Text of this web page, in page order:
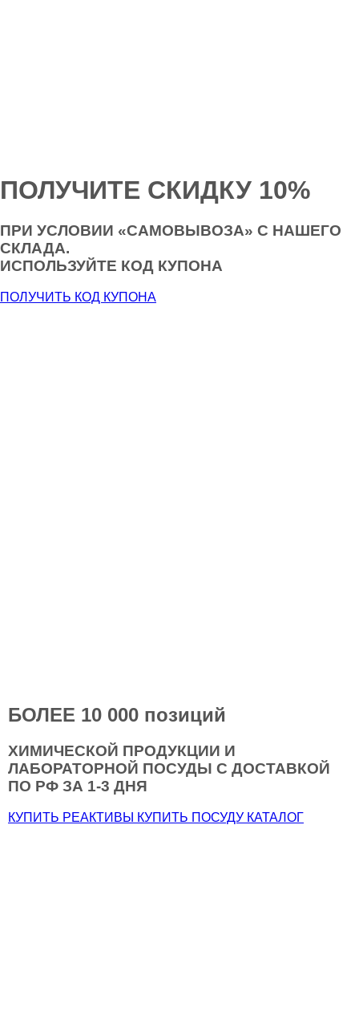
ПОЛУЧИТЕ СКИДКУ 10%
ПРИ УСЛОВИИ «САМОВЫВОЗА» С НАШЕГО
СКЛАДА.
ИСПОЛЬЗУЙТЕ КОД КУПОНА
ПОЛУЧИТЬ КОД КУПОНА
БОЛЕЕ 10 000 позиций
ХИМИЧЕСКОЙ ПРОДУКЦИИ И
ЛАБОРАТОРНОЙ ПОСУДЫ С ДОСТАВКОЙ
ПО РФ ЗА 1-3 ДНЯ
КУПИТЬ РЕАКТИВЫ КУПИТЬ ПОСУДУ КАТАЛОГ